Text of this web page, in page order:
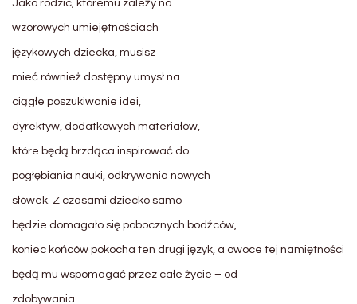
Jako rodzic, któremu zależy na
wzorowych umiejętnościach
językowych dziecka, musisz
mieć również dostępny umysł na
ciągłe poszukiwanie idei,
dyrektyw, dodatkowych materiałów,
które będą brzdąca inspirować do
pogłębiania nauki, odkrywania nowych
słówek. Z czasami dziecko samo
będzie domagało się pobocznych bodźców,
koniec końców pokocha ten drugi język, a owoce tej namiętności
będą mu wspomagać przez całe życie – od
zdobywania